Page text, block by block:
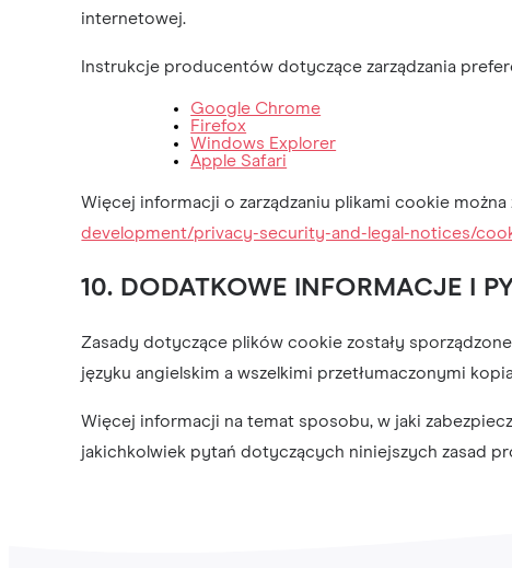
internetowej.
Instrukcje producentów dotyczące zarządzania
Google Chrome
Firefox
Windows Explorer
Apple Safari
Więcej informacji o zarządzaniu plikami cookie można
development/privacy-security-and-legal-notices/
10. DODATKOWE INFORMACJE I
Zasady dotyczące plików cookie zostały
języku angielskim a wszelkimi przetłumaczonymi
Więcej informacji na temat sposobu, w jaki
jakichkolwiek pytań dotyczących niniejszych zasad